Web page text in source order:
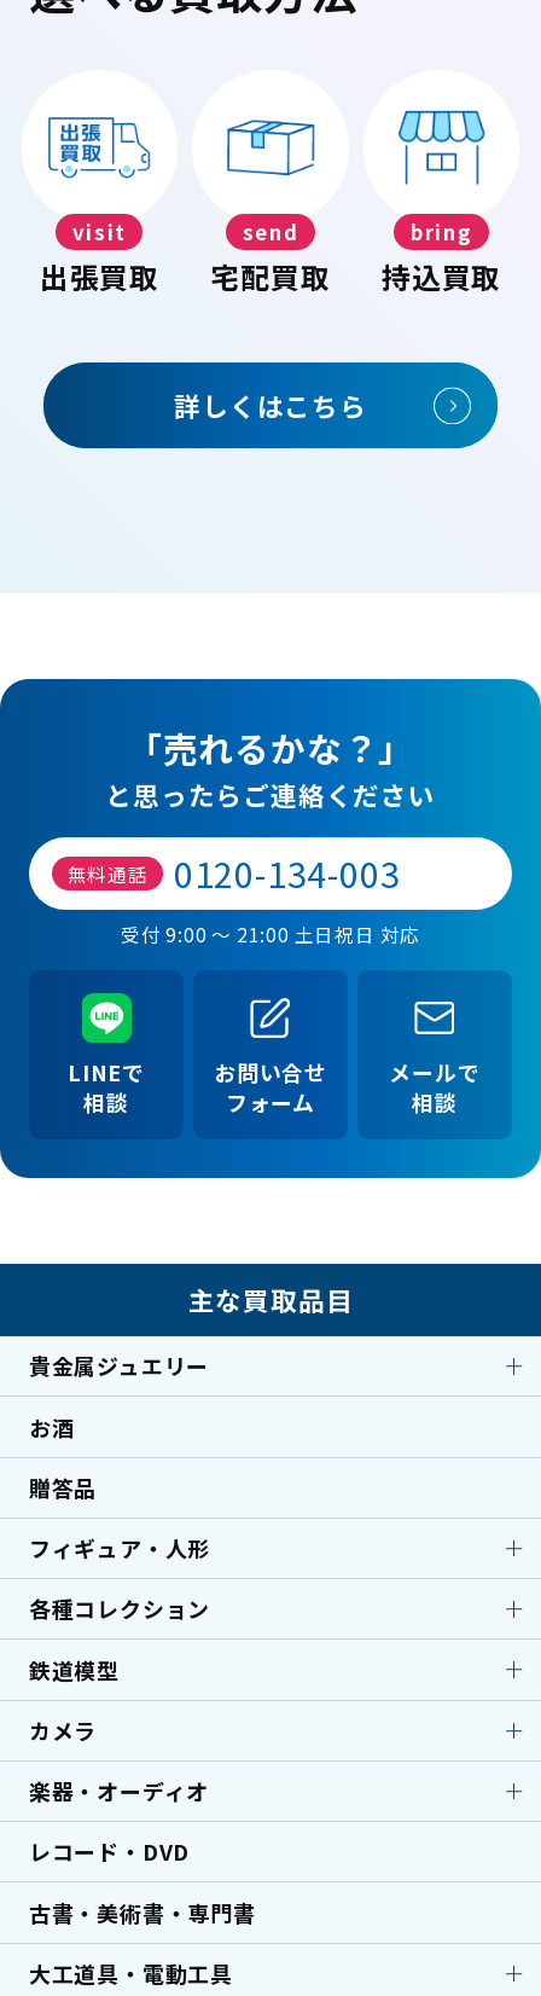
visit
出張買取
send
宅配買取
bring
持込買取
詳しくはこちら
「売れるかな？」
と思ったらご連絡ください
無料通話 0120-134-003
受付 9:00 ～ 21:00 土日祝日 対応
LINEで
相談
お問い合せ
フォーム
メールで
相談
主な買取品目
貴金属ジュエリー
貴金属ジュエリー
エメラルド
金製品
プラチナ
シルバー
ルイヴィトン
バーバリー
ブランドバッグ
グッチ
お酒
贈答品
フィギュア・人形
フィギュア・人形
ブライス人形
テディベア
各種コレクション
各種コレクション
古銭／コイン／硬貨
金貨／銀貨
切手
中国切手買取
パイプ
鉄道模型
鉄道模型
ミニカー
鉄道部品・サボ（行先
板）
カメラ
カメラ
デジタルカメラ
レンズ
顕微鏡
楽器・オーディオ
楽器・オーディオ
ミキサー
ターンテーブル・レコー
ドプレーヤー
エレキギター
レコード・DVD
古書・美術書・専門書
大工道具・電動工具